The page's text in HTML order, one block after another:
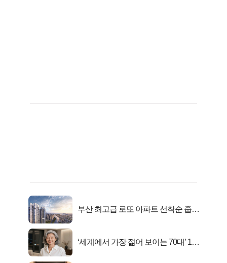
부산 최고급 로또 아파트 선착순 줍줍
‘세계에서 가장 젊어 보이는 70대’ 1위